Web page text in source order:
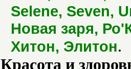
Selene, Seven,
Новая заря,
Хитон, Элитон.
Красота и